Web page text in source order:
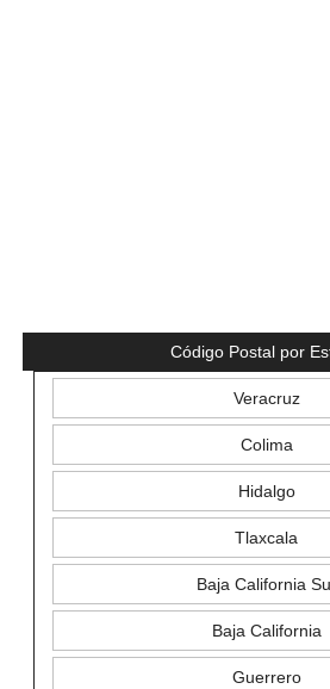
Código Postal por
Veracruz
Colima
Hidalgo
Tlaxcala
Baja California
Baja California
Guerrero